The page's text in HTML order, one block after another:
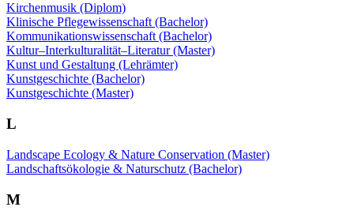
Kirchenmusik (Diplom)
Klinische Pflegewissenschaft (Bachelor)
Kommunikationswissenschaft (Bachelor)
Kultur–Interkulturalität–Literatur (Master)
Kunst und Gestaltung (Lehrämter)
Kunstgeschichte (Bachelor)
Kunstgeschichte (Master)
L
Landscape Ecology & Nature Conservation (Master)
Landschaftsökologie & Naturschutz (Bachelor)
M